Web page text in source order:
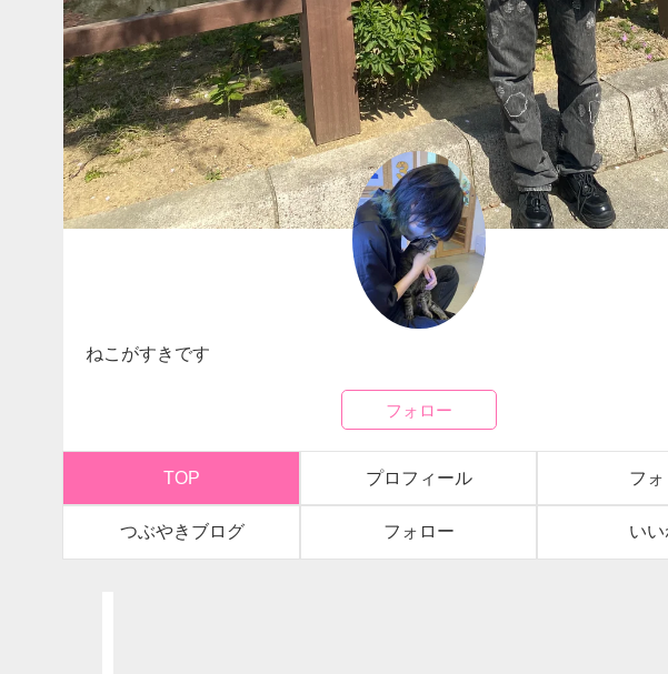
はこ
ねこがすきです
フォロー
TOP プロフィール フォ
つぶやきブログ フォロー いい